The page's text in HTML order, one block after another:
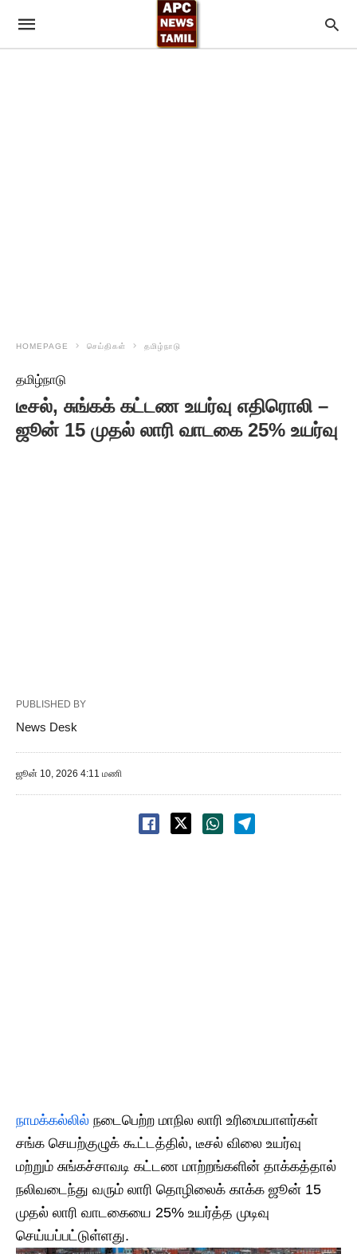
HOMEPAGE செய்திகள் தமிழ்நாடு
தமிழ்நாடு
டீசல், சுங்கக் கட்டண உயர்வு எதிரொலி –
ஜூன் 15 முதல் லாரி வாடகை 25% உயர்வு
PUBLISHED BY
News Desk
ஜூன் 10, 2026 4:11 மணி
நாமக்கல்லில் நடைபெற்ற மாநில லாரி உரிமையாளர்கள்
சங்க செயற்குழுக் கூட்டத்தில், டீசல் விலை உயர்வு
மற்றும் சுங்கச்சாவடி கட்டண மாற்றங்களின் தாக்கத்தால்
நலிவடைந்து வரும் லாரி தொழிலைக் காக்க ஜூன் 15
முதல் லாரி வாடகையை 25% உயர்த்த முடிவு
செய்யப்பட்டுள்ளது.